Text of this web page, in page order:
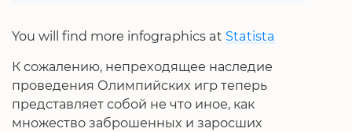
You will find more infographics at Statista
К сожалению, непреходящее наследие
проведения Олимпийских игр теперь
представляет собой не что иное, как
множество заброшенных и заросших